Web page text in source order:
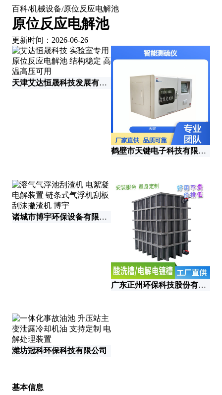
百科/机械设备/原位反应电解池
原位反应电解池
更新时间：2026-06-26
天津艾达恒晟科技发展有限公司
鹤壁市天键电子科技有限公司
诸城市博宇环保设备有限公司
广东正州环保科技股份有限公司
潍坊冠科环保科技有限公司
基本信息